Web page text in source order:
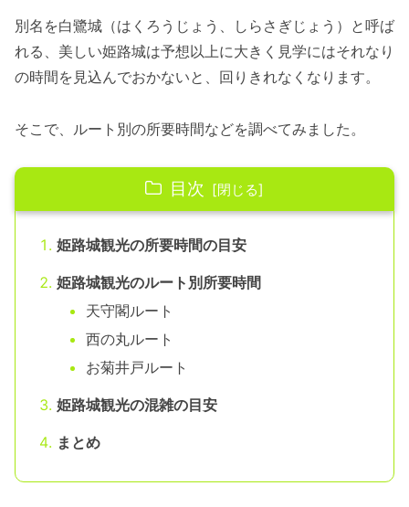
別名を白鷺城（はくろうじょう、しらさぎじょう）と呼ば
れる、美しい姫路城は予想以上に大きく見学にはそれなり
の時間を見込んでおかないと、回りきれなくなります。
そこで、ルート別の所要時間などを調べてみました。
目次
姫路城観光の所要時間の目安
姫路城観光のルート別所要時間
天守閣ルート
西の丸ルート
お菊井戸ルート
姫路城観光の混雑の目安
まとめ